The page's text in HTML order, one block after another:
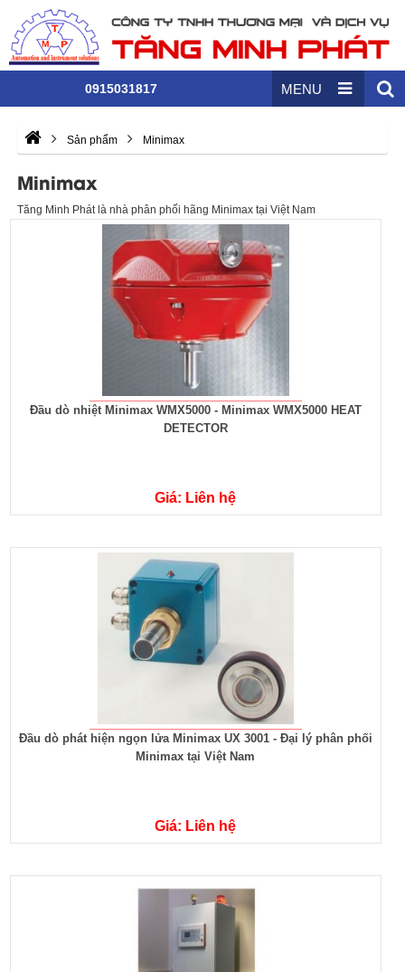
0915031817 MENU
Sản phẩm Minimax
Minimax
Tăng Minh Phát là nhà phân phối hãng Minimax tại Việt Nam
Đầu dò nhiệt Minimax WMX5000 - Minimax WMX5000 HEAT
DETECTOR
Giá: Liên hệ
Đầu dò phát hiện ngọn lửa Minimax UX 3001 - Đại lý phân phối
Minimax tại Việt Nam
Giá: Liên hệ